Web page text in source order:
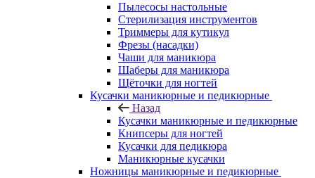
Пылесосы настольные
Стерилизация инструментов
Триммеры для кутикул
Фрезы (насадки)
Чаши для маникюра
Шаберы для маникюра
Щёточки для ногтей
Кусачки маникюрные и педикюрные
Назад
Кусачки маникюрные и педикюрные
Книпсеры для ногтей
Кусачки для педикюра
Маникюрные кусачки
Ножницы маникюрные и педикюрные